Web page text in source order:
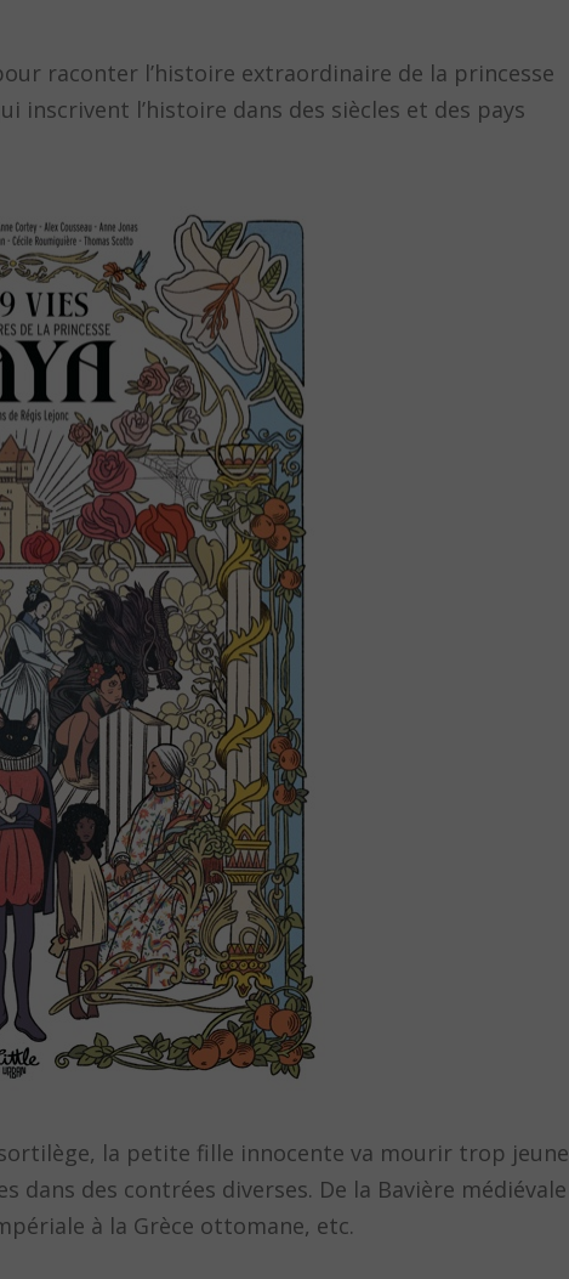
raconter l’histoire extraordinaire de la princesse
inscrivent l’histoire dans des siècles et des pays
la petite fille innocente va mourir trop jeune
des contrées diverses. De la Bavière médiévale
à la Grèce ottomane, etc.